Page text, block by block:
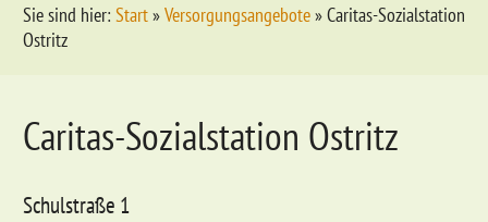
Sie sind hier: Start»Versorgungsangebote»Caritas-Sozialstation
Ostritz
Caritas-Sozialstation Ostritz
Schulstraße 1